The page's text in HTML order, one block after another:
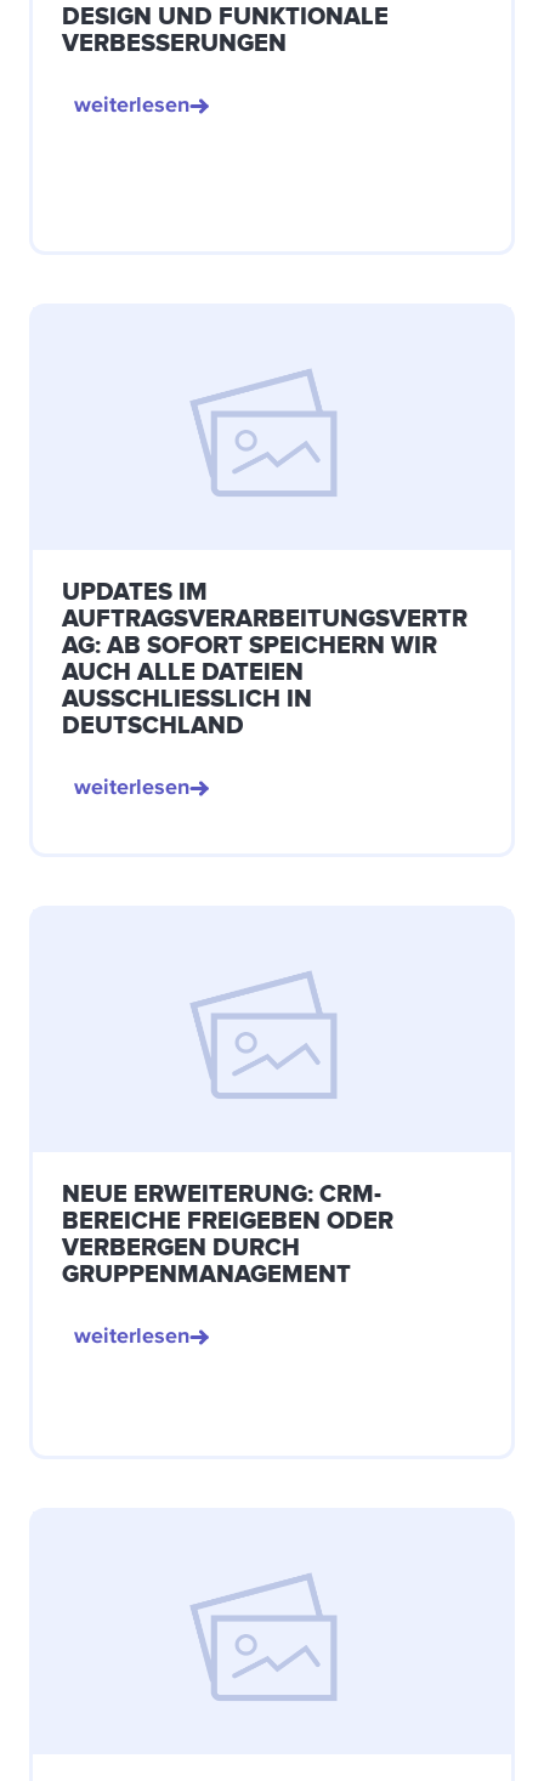
DESIGN UND FUNKTIONALE
VERBESSERUNGEN
weiterlesen
UPDATES IM
AUFTRAGSVERARBEITUNGSVERTR
AG: AB SOFORT SPEICHERN WIR
AUCH ALLE DATEIEN
AUSSCHLIESSLICH IN D
EUTSCHLAND
weiterlesen
NEUE ERWEITERUNG: CRM-
BEREICHE FREIGEBEN ODER
VERBERGEN DURCH
GRUPPENMANAGEMENT
weiterlesen